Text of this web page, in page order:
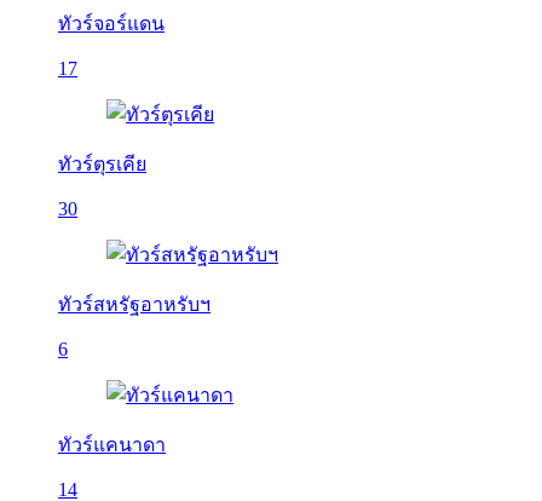
ทัวร์จอร์แดน
17
ทัวร์ตุรเคีย
30
ทัวร์สหรัฐอาหรับฯ
6
ทัวร์แคนาดา
14